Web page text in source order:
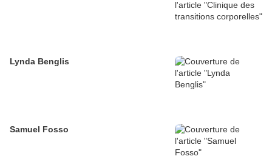
Lynda Benglis
Samuel Fosso